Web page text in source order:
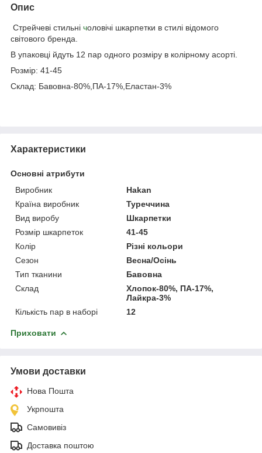
Опис
Стрейчеві стильні чоловічі шкарпетки в стилі відомого
світового бренда.
В упаковці йдуть 12 пар одного розміру в колірному асорті.
Розмір: 41-45
Склад: Бавовна-80%,ПА-17%,Еластан-3%
Характеристики
Основні атрибути
Виробник
Hakan
Країна виробник
Туреччина
Вид виробу
Шкарпетки
Розмір шкарпеток
41-45
Колір
Різні кольори
Сезон
Весна/Осінь
Тип тканини
Бавовна
Склад
Хлопок-80%, ПА-17%,
Лайкра-3%
Кількість пар в наборі
12
Приховати
Умови доставки
Нова Пошта
Укрпошта
Самовивіз
Доставка поштою